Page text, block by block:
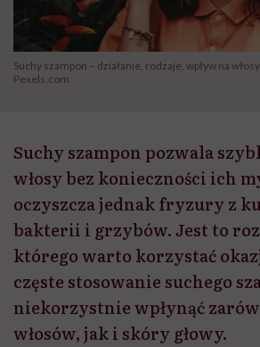
Suchy szampon – działanie, rodzaje, wpływ na włosy
Pexels.com
Suchy szampon pozwala
włosy bez konieczności ich
oczyszcza jednak fryzury z
bakterii i grzybów. Jest to
którego warto korzystać
częste stosowanie suchego
niekorzystnie wpłynąć
włosów, jak i skóry głowy.